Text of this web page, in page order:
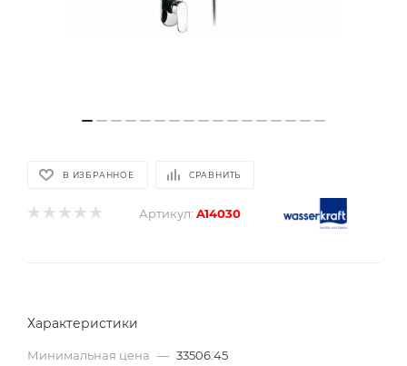
В ИЗБРАННОЕ СРАВНИТЬ
Артикул: A14030
Характеристики
Минимальная цена — 33506.45